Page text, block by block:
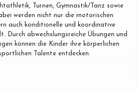
Turnen, Gymnastik/Tanz sowie
werden nicht nur die motorischen
auch konditionelle und koordinative
Durch abwechslungsreiche Übungen und
können die Kinder ihre körperlichen
Talente entdecken.